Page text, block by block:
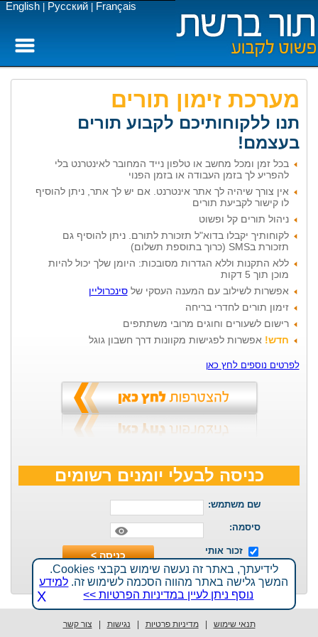
English Русский Français
מערכת זימון תורים
תנו ללקוחותיכם לקבוע תורים
בעצמם!
בכל זמן ומכל מחשב או טלפון נייד המחובר לאינטרנט בלי
להפריע לך בזמן העבודה או בזמן הפנוי
אין צורך שיהיה לך אתר אינטרנט. אם יש לך אתר, ניתן להוסיף
לו קישור לקביעת תורים
ניהול תורים קל ופשוט
לקוחותיך יקבלו בדוא"ל תזכורת לתורם. ניתן להוסיף גם
תזכורת בSMS (כרוך בתוספת תשלום)
ללא התקנות וללא הגדרות מסובכות: היומן שלך יכול להיות
מוכן תוך 5 דקות
אפשרות לשילוב עם המענה העסקי שלסינכרוליין
זימון תורים לחדרי בריחה
רישום לשעורים וחוגים מרובי משתתפים
חדש! אפשרות לפגישות מקוונות דרך חשבון גוגל
לפרטים נוספים לחץ כאן
כניסה לבעלי יומנים רשומים
שם משתמש:
סיסמה:
זכור אותי
תנאי שימוש |מדיניות פרטיות נגישות צור קשר
לידיעתך, באתר זה נעשה שימוש בקבצי Cookies.
המשך גלישה באתר מהווה הסכמה לשימוש זה. למידע
נוסף ניתן לעיין במדיניות הפרטיות >>
X